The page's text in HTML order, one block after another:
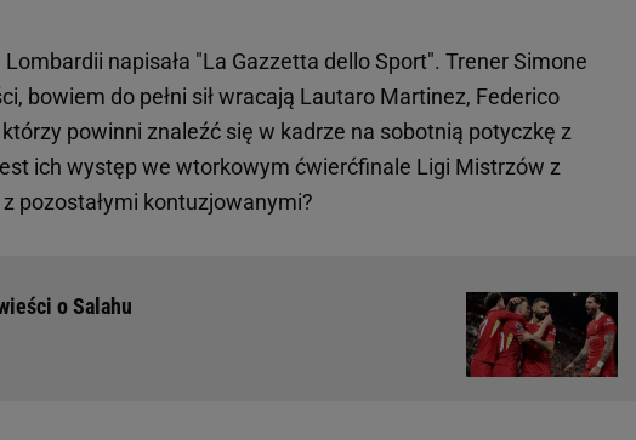
napisała "La Gazzetta dello Sport". Trener Simone
bowiem do pełni sił wracają Lautaro Martinez, Federico
powinni znaleźć się w kadrze na sobotnią potyczkę z
ich występ we wtorkowym ćwierćfinale Ligi Mistrzów z
pozostałymi kontuzjowanymi?
o Salahu